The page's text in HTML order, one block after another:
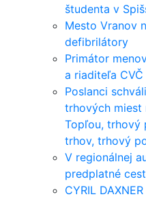
študenta v
Mesto Vranov
defibrilátory
Primátor
a riaditeľa CVČ
Poslanci
trhových miest
Topľou, trhový
trhov, trhový
V regionálnej
predplatné
CYRIL